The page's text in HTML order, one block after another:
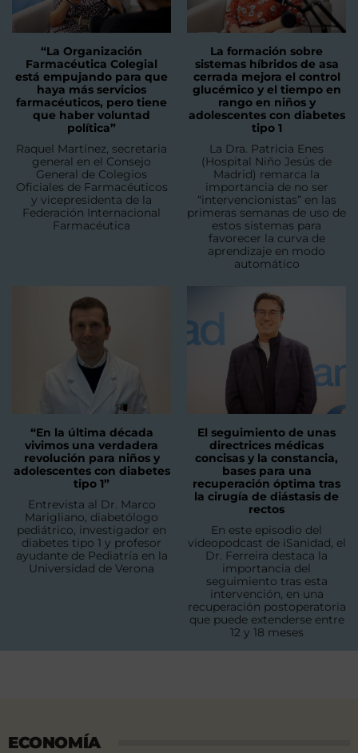
“La Organización
Farmacéutica Colegial
está empujando para que
haya más servicios
farmacéuticos, pero tiene
que haber voluntad
política”
Raquel Martínez, secretaria
general en el Consejo
General de Colegios
Oficiales de Farmacéuticos
y vicepresidenta de la
Federación Internacional
Farmacéutica
La formación sobre
sistemas híbridos de asa
cerrada mejora el control
glucémico y el tiempo en
rango en niños y
adolescentes con diabetes
tipo 1
La Dra. Patricia Enes
(Hospital Niño Jesús de
Madrid) remarca la
importancia de no ser
“intervencionistas” en las
primeras semanas de uso de
estos sistemas para
favorecer la curva de
aprendizaje en modo
automático
“En la última década
vivimos una verdadera
revolución para niños y
adolescentes con diabetes
tipo 1”
Entrevista al Dr. Marco
Marigliano, diabetólogo
pediátrico, investigador en
diabetes tipo 1 y profesor
ayudante de Pediatría en la
Universidad de Verona
El seguimiento de unas
directrices médicas
concisas y la constancia,
bases para una
recuperación óptima tras
la cirugía de diástasis de
rectos
En este episodio del
videopodcast de iSanidad, el
Dr. Ferreira destaca la
importancia del
seguimiento tras esta
intervención, en una
recuperación postoperatoria
que puede extenderse entre
12 y 18 meses
ECONOMÍA